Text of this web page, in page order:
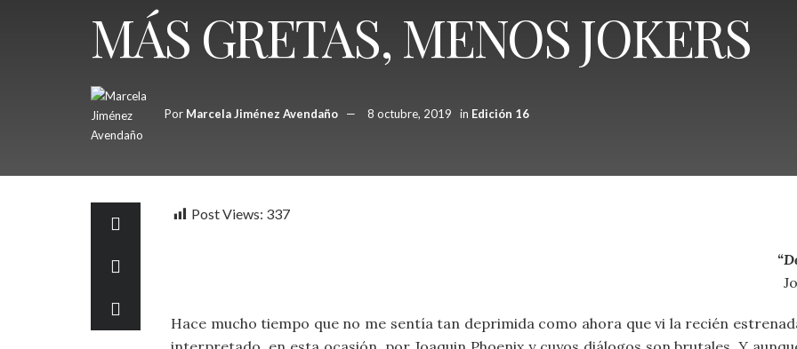
MÁS GRETAS, MENOS JOKERS
Por Marcela Jiménez Avendaño 8 octubre, 2019 in Edición 16
Post Views: 337
Hace mucho tiempo que no me sentía tan deprimida como ahora que vi la recién